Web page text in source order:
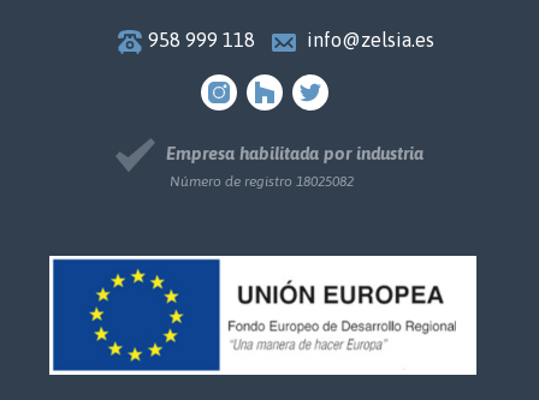
958 999 118 info@zelsia.es
Empresa habilitada por industria
Número de registro 18025082